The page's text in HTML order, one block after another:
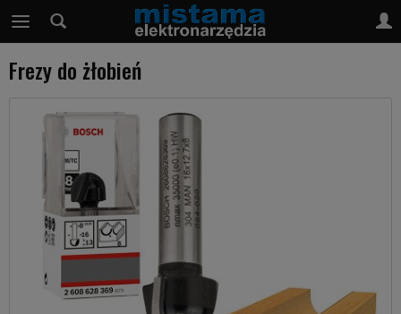
Frezy do żłobień